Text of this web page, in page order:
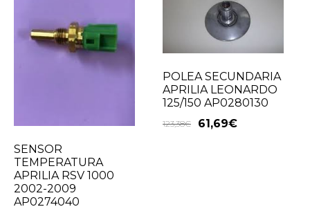
SENSOR
TEMPERATURA
APRILIA RSV 1000
2002-2009
AP0274040
POLEA SECUNDARIA
APRILIA LEONARDO
125/150 AP0280130
123,38€ 61,69€